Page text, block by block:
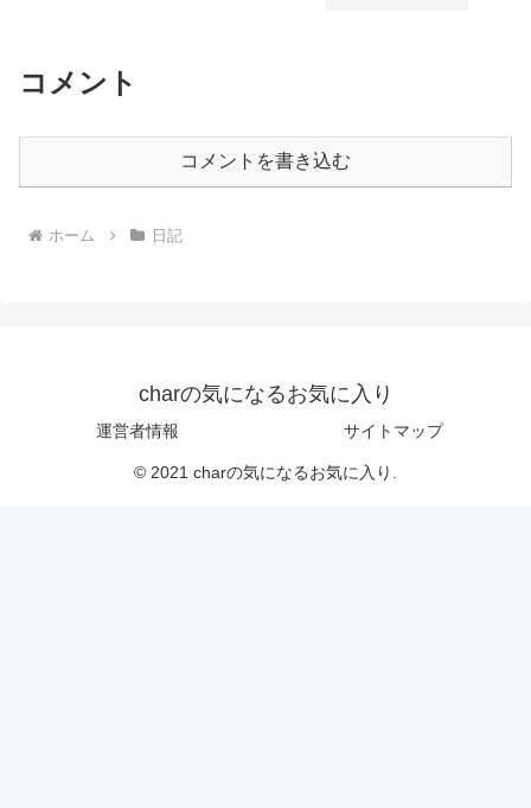
コメント
コメントを書き込む
ホーム 日記
charの気になるお気に入り
運営者情報 サイトマップ
© 2021 charの気になるお気に入り.